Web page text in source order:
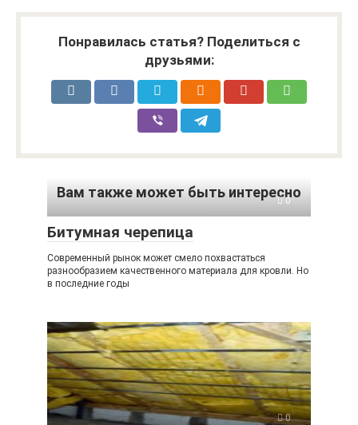
Понравилась статья? Поделиться с
друзьями:
Вам также может быть интересно
0
Битумная черепица
Современный рынок может смело похвастаться
разнообразием качественного материала для кровли. Но
в последние годы
0